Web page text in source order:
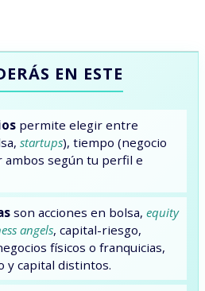
EN ESTE
permite elegir entre
startups), tiempo (negocio
ambos según tu perfil e
son acciones en bolsa, equity
angels, capital-riesgo,
físicos o franquicias,
y capital distintos.